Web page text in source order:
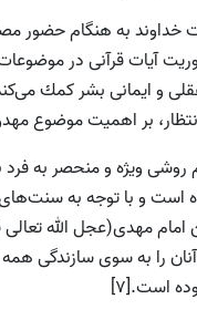
خداوند به هنگام
و ايمانى بشر كمك
بر اهميت موضوع
روشى ويژه و منحصر به
است و با توجه به
امام مهدى(عجل الله
را به سوى سازندگى
است.[7]